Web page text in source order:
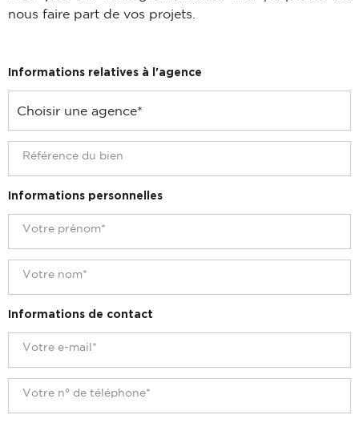
nous faire part de vos projets.
Informations relatives à l'agence
Informations personnelles
Informations de contact